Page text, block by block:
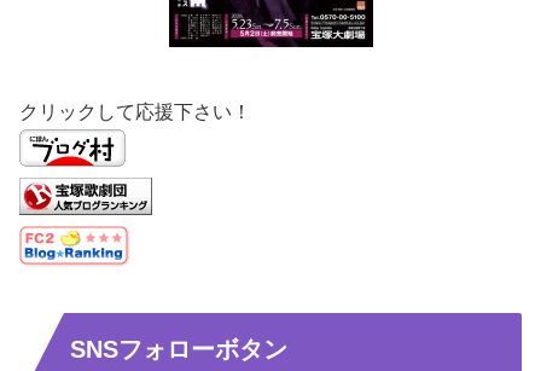
クリックして応援下さい！
SNSフォローボタン